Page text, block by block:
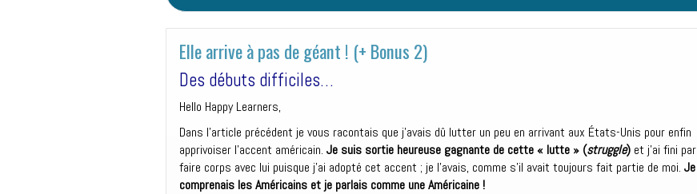
Elle arrive à pas de géant ! (+ Bonus 2)
Des débuts difficiles…
Hello Happy Learners,
Dans l’article précédent je vous racontais que j’avais dû lutter un peu en arrivant aux États-Unis pour enfin
apprivoiser l’accent américain. Je suis sortie heureuse gagnante de cette « lutte » (struggle) et j’ai fini par
faire corps avec lui puisque j’ai adopté cet accent ; je l’avais, comme s’il avait toujours fait partie de moi. Je
comprenais les Américains et je parlais comme une Américaine !